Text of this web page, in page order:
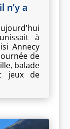
n’y a
à
Annecy
de
balade
jeux de